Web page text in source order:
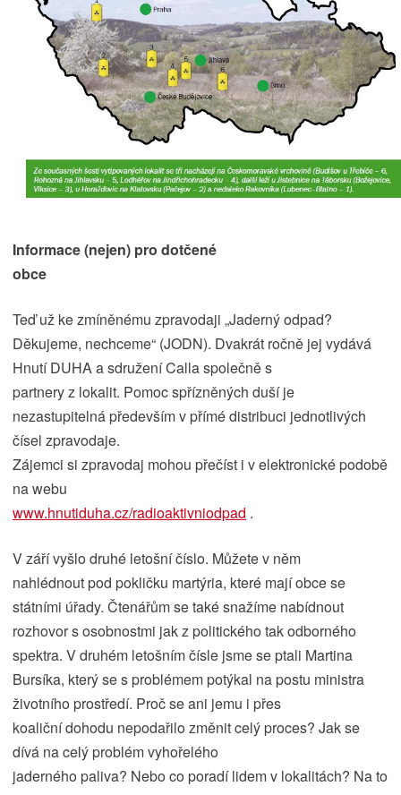
Informace (nejen) pro dotčené
obce
Teď už ke zmíněnému zpravodaji „Jaderný odpad?
Děkujeme, nechceme“ (JODN). Dvakrát ročně jej vydává
Hnutí DUHA a sdružení Calla společně s
partnery z lokalit. Pomoc spřízněných duší je
nezastupitelná především v přímé distribuci jednotlivých
čísel zpravodaje.
Zájemci si zpravodaj mohou přečíst i v elektronické podobě
na webu
www.hnutiduha.cz/radioaktivniodpad .
V září vyšlo druhé letošní číslo. Můžete v něm
nahlédnout pod pokličku martýria, které mají obce se
státními úřady. Čtenářům se také snažíme nabídnout
rozhovor s osobnostmi jak z politického tak odborného
spektra. V druhém letošním čísle jsme se ptali Martina
Bursíka, který se s problémem potýkal na postu ministra
životního prostředí. Proč se ani jemu i přes
koaliční dohodu nepodařilo změnit celý proces? Jak se
dívá na celý problém vyhořelého
jaderného paliva? Nebo co poradí lidem v lokalitách? Na to